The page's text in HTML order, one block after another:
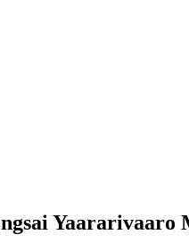
Yaararivaaro